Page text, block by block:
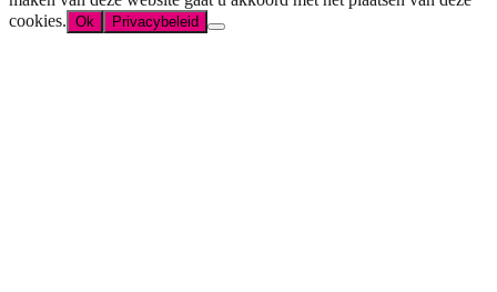
cookies. Ok Privacybeleid